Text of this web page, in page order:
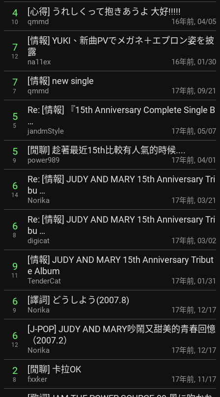
4
10
[心得] うれしくって抱きあうよ 大好!!!!!
qmmd 16年前, 04/05
7
12
[情報] YUKI、新曲PVでメガネ＋エプロン姿を披
露
na11ex 16年前, 01/30
7
7
[情報] new single
qmmd 17年前, 09/21
5
5
Re: [情報] 『15th Anniversary Complete Single B
…
jandmStyle 17年前, 05/07
5
9
[閒聊] 趁著最近15th比較有人氣的時候....
power989 17年前, 04/01
6
14
Re: [情報] JUDY AND MARY 15th Anniversary Tri
bu …
Norika 17年前, 03/21
6
8
Re: [情報] JUDY AND MARY 15th Anniversary Tri
bu …
digicat 17年前, 03/02
9
11
[情報] JUDY AND MARY 15th Anniversary Tribut
e Album
TenderCat 17年前, 01/31
6
9
[譯詞] どうしよう(2007.8)
Norika 17年前, 12/17
6
12
[J-POP] JUDY AND MARY吵鬧又甜美的青春回憶
（2007.2）
Norika 17年前, 12/17
2
8
[閒聊] 卡拉OK
fxxker 17年前, 11/17